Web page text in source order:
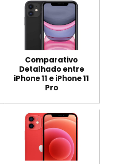
Comparativo
Detalhado entre
iPhone 11 e iPhone 11
Pro